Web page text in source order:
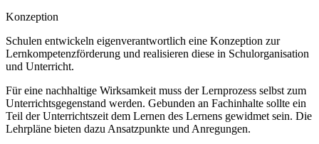
Konzeption
Schulen entwickeln eigenverantwortlich eine Konzeption zur
Lernkompetenzförderung und realisieren diese in Schulorganisation
und Unterricht.
Für eine nachhaltige Wirksamkeit muss der Lernprozess selbst zum
Unterrichtsgegenstand werden. Gebunden an Fachinhalte sollte ein
Teil der Unterrichtszeit dem Lernen des Lernens gewidmet sein. Die
Lehrpläne bieten dazu Ansatzpunkte und Anregungen.